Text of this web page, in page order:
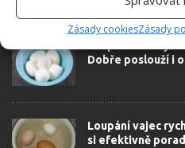
Zásady cookiesZásady
SOUVISEJÍCÍ ČLÁNKY
Dobře poslouží i
Loupání vajec
si efektivně